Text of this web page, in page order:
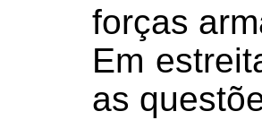
forças
Em
as